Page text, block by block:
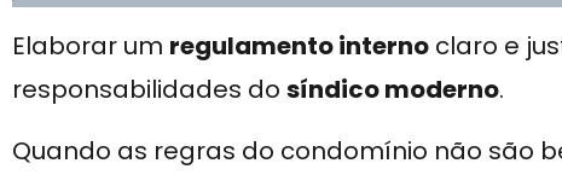
Elaborar um regulamento interno claro e
responsabilidades do síndico moderno.
Quando as regras do condomínio não são